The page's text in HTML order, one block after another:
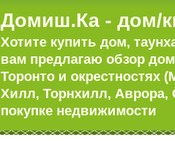
Домиш.Ка - дом/
Хотите купить дом,
вам предлагаю обзор
Торонто и окрестностях
Хилл, Торнхилл,
покупке недвижимости